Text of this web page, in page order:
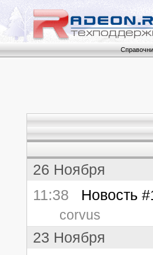
26 Ноября
11:38 Новость
corvus
23 Ноября